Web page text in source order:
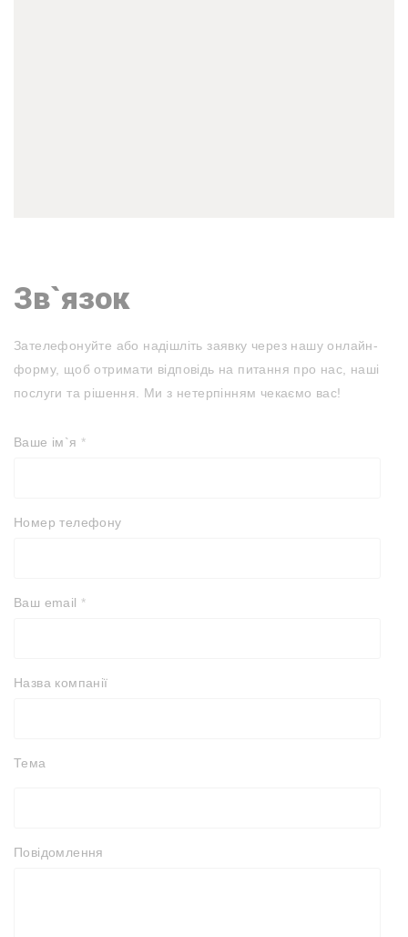
Зв`язок
Зателефонуйте або надішліть заявку через нашу онлайн-
форму, щоб отримати відповідь на питання про нас, наші
послуги та рішення.
Ми з нетерпінням чекаємо вас!
Ваше ім`я *
Номер телефону
Ваш email *
Назва компанії
Тема
Повідомлення